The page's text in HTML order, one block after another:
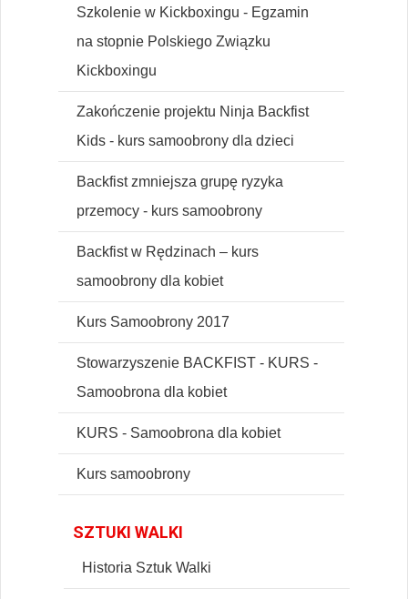
Szkolenie w Kickboxingu - Egzamin
na stopnie Polskiego Związku
Kickboxingu
Zakończenie projektu Ninja Backfist
Kids - kurs samoobrony dla dzieci
Backfist zmniejsza grupę ryzyka
przemocy - kurs samoobrony
Backfist w Rędzinach – kurs
samoobrony dla kobiet
Kurs Samoobrony 2017
Stowarzyszenie BACKFIST - KURS -
Samoobrona dla kobiet
KURS - Samoobrona dla kobiet
Kurs samoobrony
SZTUKI WALKI
Historia Sztuk Walki